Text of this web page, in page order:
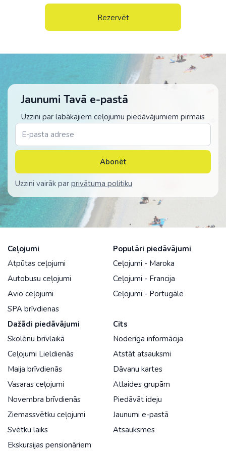
Rezervēt
Jaunumi Tavā e-pastā
Uzzini par labākajiem ceļojumu piedāvājumiem pirmais
Abonēt
Uzzini vairāk par privātuma politiku
Ceļojumi
Atpūtas ceļojumi
Autobusu ceļojumi
Avio ceļojumi
SPA brīvdienas
Populāri piedāvājumi
Ceļojumi - Maroka
Ceļojumi - Francija
Ceļojumi - Portugāle
Dažādi piedāvājumi
Skolēnu brīvlaikā
Ceļojumi Lieldienās
Maija brīvdienās
Vasaras ceļojumi
Novembra brīvdienās
Ziemassvētku ceļojumi
Svētku laiks
Ekskursijas pensionāriem
Cits
Noderīga informācija
Atstāt atsauksmi
Dāvanu kartes
Atlaides grupām
Piedāvāt ideju
Jaunumi e-pastā
Atsauksmes